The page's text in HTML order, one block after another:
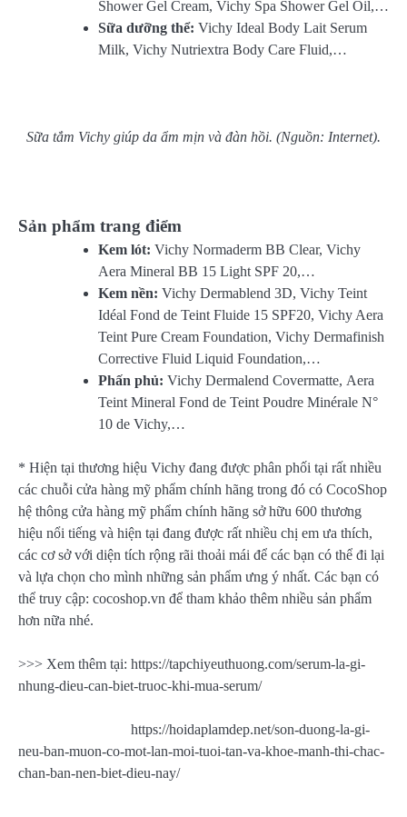
Shower Gel Cream, Vichy Spa Shower Gel Oil,…
Sữa dưỡng thể: Vichy Ideal Body Lait Serum
Milk, Vichy Nutriextra Body Care Fluid,…
Sữa tắm Vichy giúp da ẩm mịn và đàn hồi. (Nguồn: Internet).
Sản phẩm trang điểm
Kem lót: Vichy Normaderm BB Clear, Vichy
Aera Mineral BB 15 Light SPF 20,…
Kem nền: Vichy Dermablend 3D, Vichy Teint
Idéal Fond de Teint Fluide 15 SPF20, Vichy Aera
Teint Pure Cream Foundation, Vichy Dermafinish
Corrective Fluid Liquid Foundation,…
Phấn phủ: Vichy Dermalend Covermatte, Aera
Teint Mineral Fond de Teint Poudre Minérale N°
10 de Vichy,…
* Hiện tại thương hiệu Vichy đang được phân phối tại rất nhiều
các chuỗi cửa hàng mỹ phẩm chính hãng trong đó có CocoShop
hệ thông cửa hàng mỹ phẩm chính hãng sở hữu 600 thương
hiệu nổi tiếng và hiện tại đang được rất nhiều chị em ưa thích,
các cơ sở với diện tích rộng rãi thoải mái để các bạn có thể đi lại
và lựa chọn cho mình những sản phẩm ưng ý nhất. Các bạn có
thể truy cập: cocoshop.vn để tham khảo thêm nhiều sản phẩm
hơn nữa nhé.
>>> Xem thêm tại: https://tapchiyeuthuong.com/serum-la-gi-
nhung-dieu-can-biet-truoc-khi-mua-serum/
https://hoidaplamdep.net/son-duong-la-gi-
neu-ban-muon-co-mot-lan-moi-tuoi-tan-va-khoe-manh-thi-chac-
chan-ban-nen-biet-dieu-nay/